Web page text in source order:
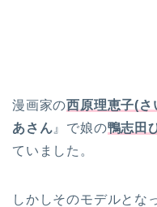
漫画家の西原理恵子(さ
あさん 』で娘の鴨志田
ていました。
しかしそのモデルとな